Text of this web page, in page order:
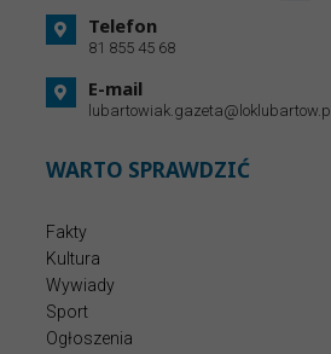
Telefon
81 855 45 68
E-mail
lubartowiak.gazeta@loklubartow.pl
WARTO SPRAWDZIĆ
Fakty
Kultura
Wywiady
Sport
Ogłoszenia